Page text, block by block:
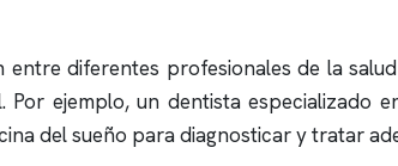
entre diferentes profesionales de la
Por ejemplo, un dentista
del sueño para diagnosticar y tratar